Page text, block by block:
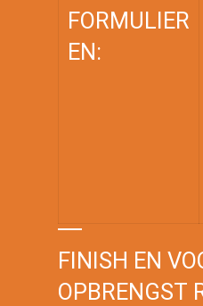
FORMULIER
EN:
FINISH EN
OPBRENGST